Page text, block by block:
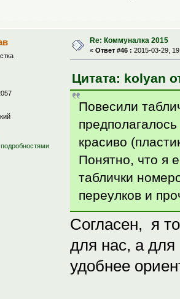
Re: Коммуналка 2015
« Ответ #46 : 2015-03-29,
Цитата: kolyan
Повесили
красиво
Понятно, что я
таблички
переулков и
Согласен, я
для нас, а
удобнее